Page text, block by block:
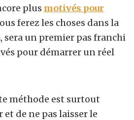
plus motivés pour
ferez les choses dans la
sera un premier pas franchi
pour démarrer un réel
méthode est surtout
et de ne pas laisser le